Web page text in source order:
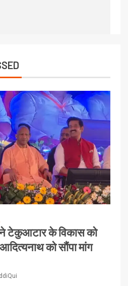
ने टेकुआटार के विकास को
को सौंपा मांग